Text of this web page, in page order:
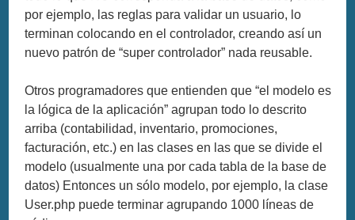
por ejemplo, las reglas para validar un usuario, lo
terminan colocando en el controlador, creando así un
nuevo patrón de “super controlador” nada reusable.
Otros programadores que entienden que “el modelo es
la lógica de la aplicación” agrupan todo lo descrito
arriba (contabilidad, inventario, promociones,
facturación, etc.) en las clases en las que se divide el
modelo (usualmente una por cada tabla de la base de
datos) Entonces un sólo modelo, por ejemplo, la clase
User.php puede terminar agrupando 1000 líneas de